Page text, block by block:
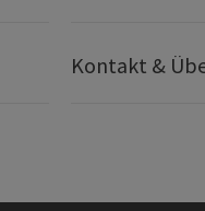
Kontakt &